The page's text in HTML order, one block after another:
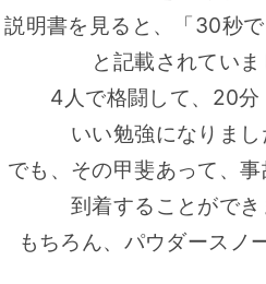
説明書を見ると、「30秒で
と記載されていま
4人で格闘して、20分
いい勉強になりまし
でも、その甲斐あって、事
到着することができ
もちろん、パウダースノ